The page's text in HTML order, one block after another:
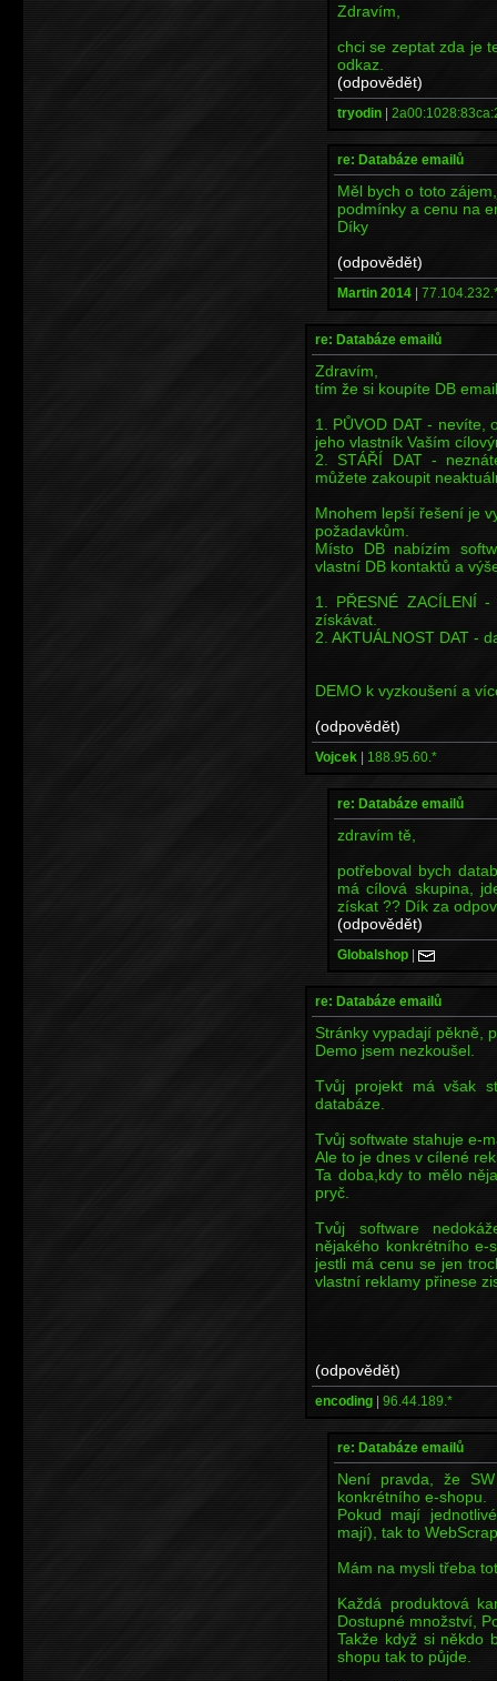
Zdravím,
chci se zeptat zda je
odkaz.
(odpovědět)
tryodin |
re: Databáze emailů
Měl bych o toto
podmínky a cenu na
Díky
(odpovědět)
Martin 2014 |
re: Databáze emailů
Zdravím,
tím že si koupíte DB
1. PŮVOD DAT - nevíte,
jeho vlastník Vaším
2. STÁŘÍ DAT -
můžete zakoupit
Mnohem lepší řešení je
požadavkům.
Místo DB nabízím
vlastní DB kontaktů a
1. PŘESNÉ ZACÍLENÍ
získávat.
2. AKTUÁLNOST DAT -
DEMO k vyzkoušení a
(odpovědět)
Vojcek | 188.95.60.*
re: Databáze emailů
zdravím tě,
potřeboval bych
má cílová skupina,
získat ?? Dík za
(odpovědět)
Globalshop |
re: Databáze emailů
Stránky vypadají pěkně,
Demo jsem nezkoušel.
Tvůj projekt má však
databáze.
Tvůj softwate stahuje e-
Ale to je dnes v cílené
Ta doba,kdy to mělo
pryč.
Tvůj software
nějakého konkrétního
jestli má cenu se jen
vlastní reklamy přinese
(odpovědět)
encoding | 96.44.189.*
re: Databáze emailů
Není pravda, že
konkrétního e-shopu.
Pokud mají
mají), tak to
Mám na mysli třeba
Každá produktová
Dostupné množství,
Takže když si někdo
shopu tak to půjde.